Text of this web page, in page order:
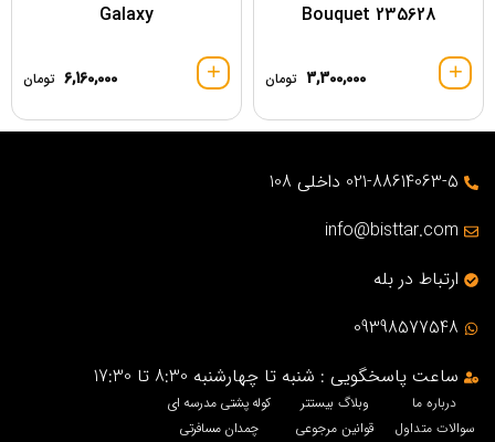
Bouquet 235628
3,300,000 تومان
Galaxy
6,160,000 تومان
021-88614063-5 داخلی 108
info@bisttar.com
ارتباط در بله
09398577548
ساعت پاسخگویی : شنبه تا چهارشنبه 8:30 تا 17:30
درباره ما
سوالات متداول
وبلاگ بیستتر
قوانین مرجوعی
کوله پشتی مدرسه ای
چمدان مسافرتی